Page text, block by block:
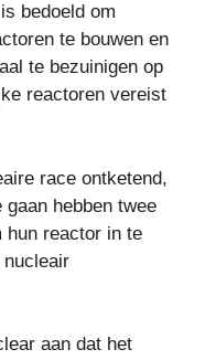
bedoeld om
te bouwen en
te bezuinigen op
reactoren vereist
race ontketend,
hebben twee
hun reactor in te
nucleair
aan dat het